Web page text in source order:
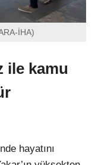
İHA)
ile kamu
hayatını